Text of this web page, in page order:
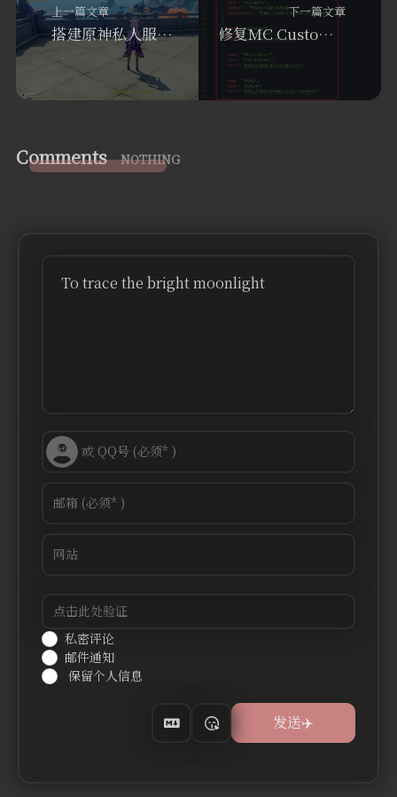
上一篇文章
搭建原神私人服务器
下一篇文章
修复MC CustomSkinLoader无法在服务器显示皮肤
Comments NOTHING
To trace the bright moonlight
私密评论
邮件通知
保留个人信息